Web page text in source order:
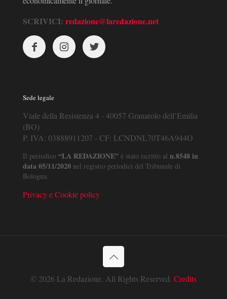
SCRIVICI: redazione@laredazione.net
Sede legale
Viale della Resistenza 4 - 40057 Granarolo dell’Emilia
(BO)
P. IVA: 03888911207 - CF: LCNDNL70T46A944O
Il periodico “LA REDAZIONE” è stato iscritto al n.8548 in
data 05/11/2020 nel registro periodici del Tribunale di
Bologna.
Privacy e Cookie policy
© 2026 La Redazione. All Rights Reserved. Credits